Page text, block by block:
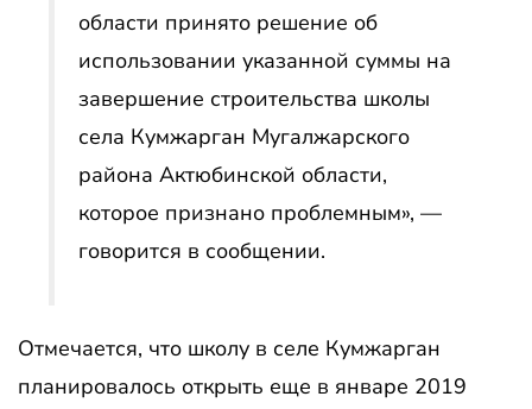
области принято решение об
использовании указанной суммы на
завершение строительства школы
села Кумжарган Мугалжарского
района Актюбинской области,
которое признано проблемным», —
говорится в сообщении.
Отмечается, что школу в селе Кумжарган
планировалось открыть еще в январе 2019